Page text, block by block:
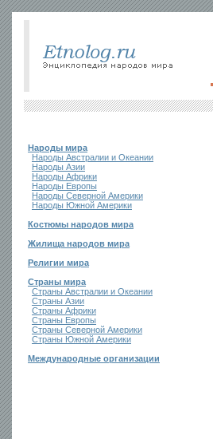
Народы мира
Народы Австралии и Океании
Народы Азии
Народы Африки
Народы Европы
Народы Северной Америки
Народы Южной Америки
Костюмы народов мира
Жилища народов мира
Религии мира
Страны мира
Страны Австралии и Океании
Страны Азии
Страны Африки
Страны Европы
Страны Северной Америки
Страны Южной Америки
Международные организации